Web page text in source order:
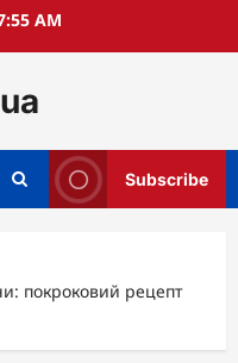
AM
Subscribe
покроковий рецепт